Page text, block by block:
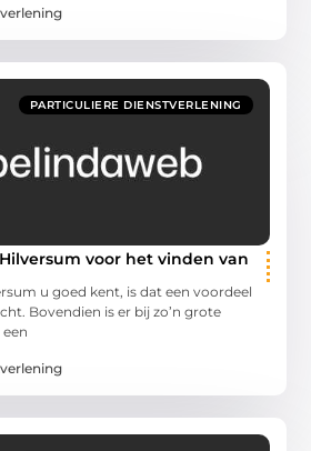
PARTICULIERE DIENSTVERLENING
voor het vinden van
u goed kent, is dat een voordeel
Bovendien is er bij zo’n grote